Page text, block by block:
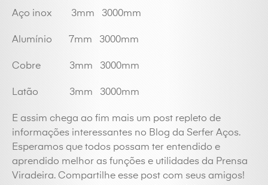
Aço inox 3mm 3000mm
Alumínio 7mm 3000mm
Cobre 3mm 3000mm
Latão 3mm 3000mm
E assim chega ao fim mais um post repleto de
informações interessantes no Blog da Serfer Aços.
Esperamos que todos possam ter entendido e
aprendido melhor as funções e utilidades da Prensa
Viradeira. Compartilhe esse post com seus amigos!